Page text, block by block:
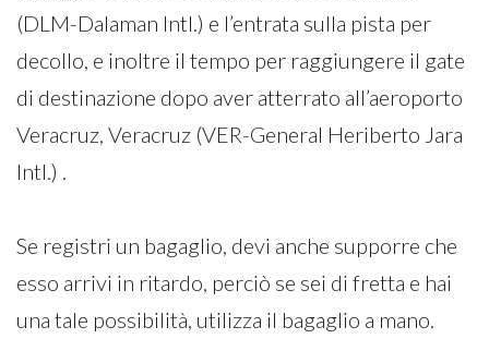
(DLM-Dalaman Intl.) e l’entrata sulla pista per
decollo, e inoltre il tempo per raggiungere il gate
di destinazione dopo aver atterrato all’aeroporto
Veracruz, Veracruz (VER-General Heriberto Jara
Intl.) .
Se registri un bagaglio, devi anche supporre che
esso arrivi in ritardo, perciò se sei di fretta e hai
una tale possibilità, utilizza il bagaglio a mano.